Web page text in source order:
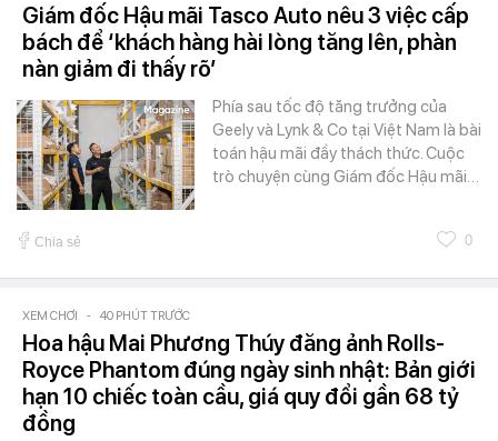
Giám đốc Hậu mãi Tasco Auto nêu 3 việc cấp
bách để ‘khách hàng hài lòng tăng lên, phàn
nàn giảm đi thấy rõ’
Phía sau tốc độ tăng trưởng của
Geely và Lynk & Co tại Việt Nam là bài
toán hậu mãi đầy thách thức. Cuộc
trò chuyện cùng Giám đốc Hậu mãi…
Chia sẻ 0
XEM CHƠI - 40 PHÚT TRƯỚC
Hoa hậu Mai Phương Thúy đăng ảnh Rolls-
Royce Phantom đúng ngày sinh nhật: Bản giới
hạn 10 chiếc toàn cầu, giá quy đổi gần 68 tỷ
đồng